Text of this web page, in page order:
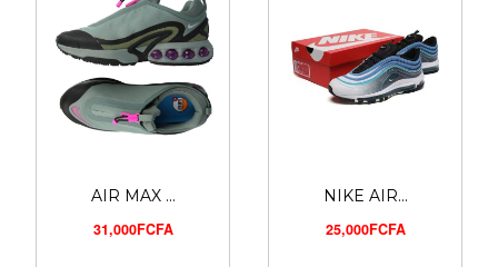
AIR MAX ...
31,000FCFA
NIKE AIR...
25,000FCFA